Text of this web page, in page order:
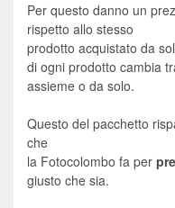
Per questo danno un
rispetto allo stesso
prodotto acquistato da
di ogni prodotto cambia
assieme o da solo.
Questo del pacchetto
che
la Fotocolombo fa per
giusto che sia.